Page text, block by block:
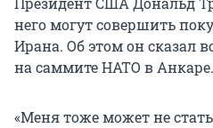
него могут совершить
Ирана. Об этом он сказал
на саммите НАТО в Анкаре.
«Меня тоже может не